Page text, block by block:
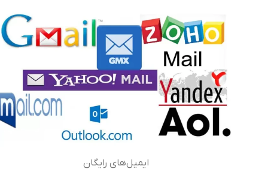
ایمیل‌های رایگان